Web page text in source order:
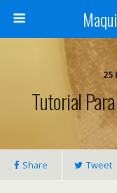
25
Tutorial
Share Tweet